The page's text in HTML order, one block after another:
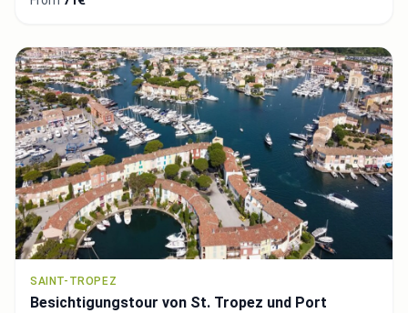
SAINT-TROPEZ
Besichtigungstour von St. Tropez und Port